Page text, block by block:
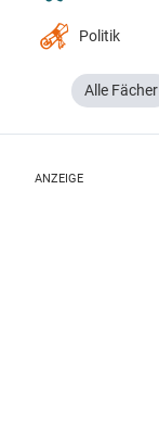
Politik
Alle Fächer
ANZEIGE